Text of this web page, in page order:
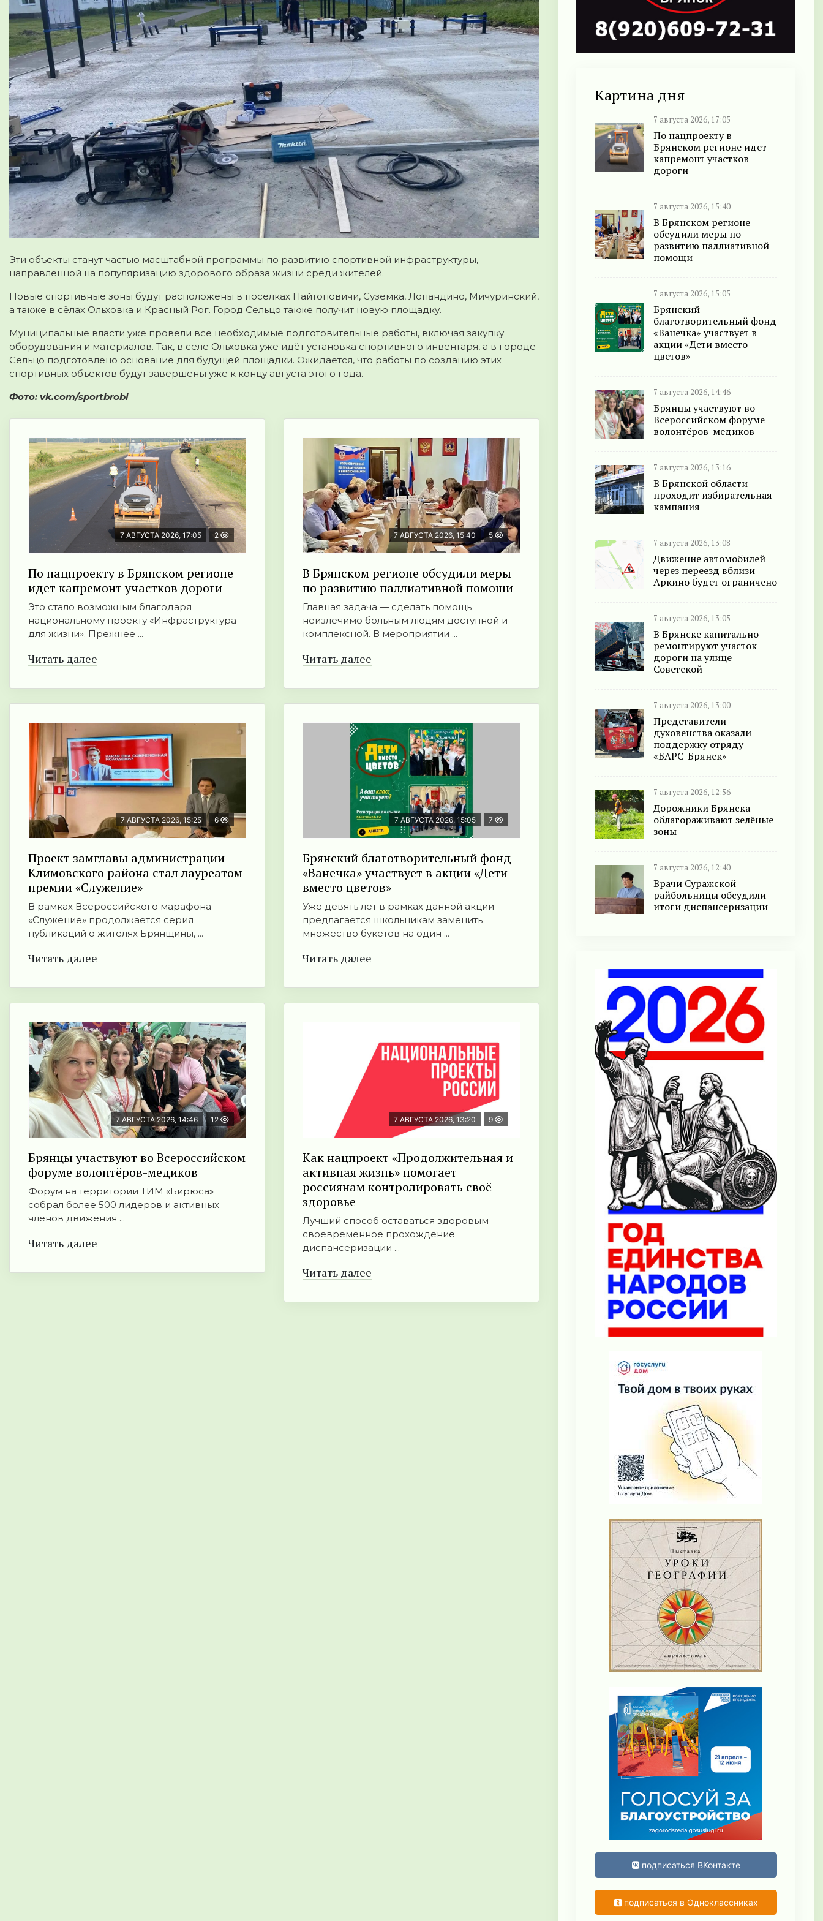
Эти объекты станут частью масштабной программы по развитию спортивной инфраструктуры,
направленной на популяризацию здорового образа жизни среди жителей.
Новые спортивные зоны будут расположены в посёлках Найтоповичи, Суземка, Лопандино, Мичуринский,
а также в сёлах Ольховка и Красный Рог. Город Сельцо также получит новую площадку.
Муниципальные власти уже провели все необходимые подготовительные работы, включая закупку
оборудования и материалов. Так, в селе Ольховка уже идёт установка спортивного инвентаря, а в городе
Сельцо подготовлено основание для будущей площадки. Ожидается, что работы по созданию этих
спортивных объектов будут завершены уже к концу августа этого года.
Фото: vk.com/sportbrobl
7 АВГУСТА 2026, 17:05 2
По нацпроекту в Брянском регионе
идет капремонт участков дороги
Это стало возможным благодаря
национальному проекту «Инфраструктура
для жизни». Прежнее ...
Читать далее
7 АВГУСТА 2026, 15:40 5
В Брянском регионе обсудили меры
по развитию паллиативной помощи
Главная задача — сделать помощь
неизлечимо больным людям доступной и
комплексной. В мероприятии ...
Читать далее
7 АВГУСТА 2026, 15:25 6
Проект замглавы администрации
Климовского района стал лауреатом
премии «Служение»
В рамках Всероссийского марафона
«Служение» продолжается серия
публикаций о жителях Брянщины, ...
Читать далее
7 АВГУСТА 2026, 15:05 7
Брянский благотворительный фонд
«Ванечка» участвует в акции «Дети
вместо цветов»
Уже девять лет в рамках данной акции
предлагается школьникам заменить
множество букетов на один ...
Читать далее
7 АВГУСТА 2026, 14:46 12
Брянцы участвуют во Всероссийском
форуме волонтёров-медиков
Форум на территории ТИМ «Бирюса»
собрал более 500 лидеров и активных
членов движения ...
Читать далее
7 АВГУСТА 2026, 13:20 9
Как нацпроект «Продолжительная и
активная жизнь» помогает
россиянам контролировать своё
здоровье
Лучший способ оставаться здоровым –
своевременное прохождение
диспансеризации ...
Читать далее
Картина дня
7 августа 2026, 17:05
По нацпроекту в
Брянском регионе идет
капремонт участков
дороги
7 августа 2026, 15:40
В Брянском регионе
обсудили меры по
развитию паллиативной
помощи
7 августа 2026, 15:05
Брянский
благотворительный фонд
«Ванечка» участвует в
акции «Дети вместо
цветов»
7 августа 2026, 14:46
Брянцы участвуют во
Всероссийском форуме
волонтёров-медиков
7 августа 2026, 13:16
В Брянской области
проходит избирательная
кампания
7 августа 2026, 13:08
Движение автомобилей
через переезд вблизи
Аркино будет ограничено
7 августа 2026, 13:05
В Брянске капитально
ремонтируют участок
дороги на улице
Советской
7 августа 2026, 13:00
Представители
духовенства оказали
поддержку отряду
«БАРС-Брянск»
7 августа 2026, 12:56
Дорожники Брянска
облагораживают зелёные
зоны
7 августа 2026, 12:40
Врачи Суражской
райбольницы обсудили
итоги диспансеризации
подписаться ВКонтакте
подписаться в Одноклассниках